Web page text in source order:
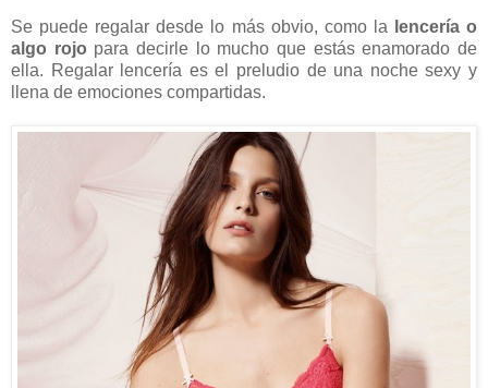
Se puede regalar desde lo más obvio, como la
lencería o
algo rojo para decirle lo mucho que estás enamorado de
ella. Regalar lencería es el preludio de una noche sexy y
llena de emociones compartidas.